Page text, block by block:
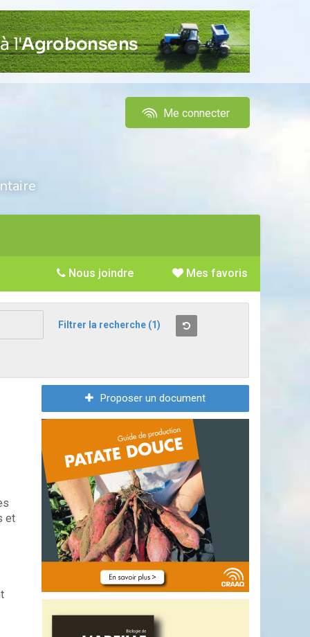
Me connecter
Mes favoris
Nous joindre
Filtrer la recherche (1)
et
Proposer un document